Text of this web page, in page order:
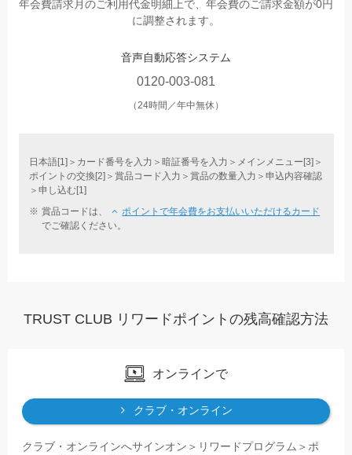
年会費請求⽉のご利⽤代⾦明細上で、年会費のご請求⾦額が0円
に調整されます。
⾳声⾃動応答システム
0120-003-081
（24時間／年中無休）
⽇本語[1]＞カード番号を⼊⼒＞暗証番号を⼊⼒＞メインメニュー[3]＞
ポイントの交換[2]＞賞品コード⼊⼒＞賞品の数量⼊⼒＞申込内容確認
＞申し込む[1]
賞品コードは、
ポイントで年会費をお⽀払いいただけるカード
でご確認ください。
TRUST CLUB リワードポイントの残高確認方法
オンラインで
クラブ・オンライン
クラブ・オンラインへサインオン＞リワードプログラム＞ポ